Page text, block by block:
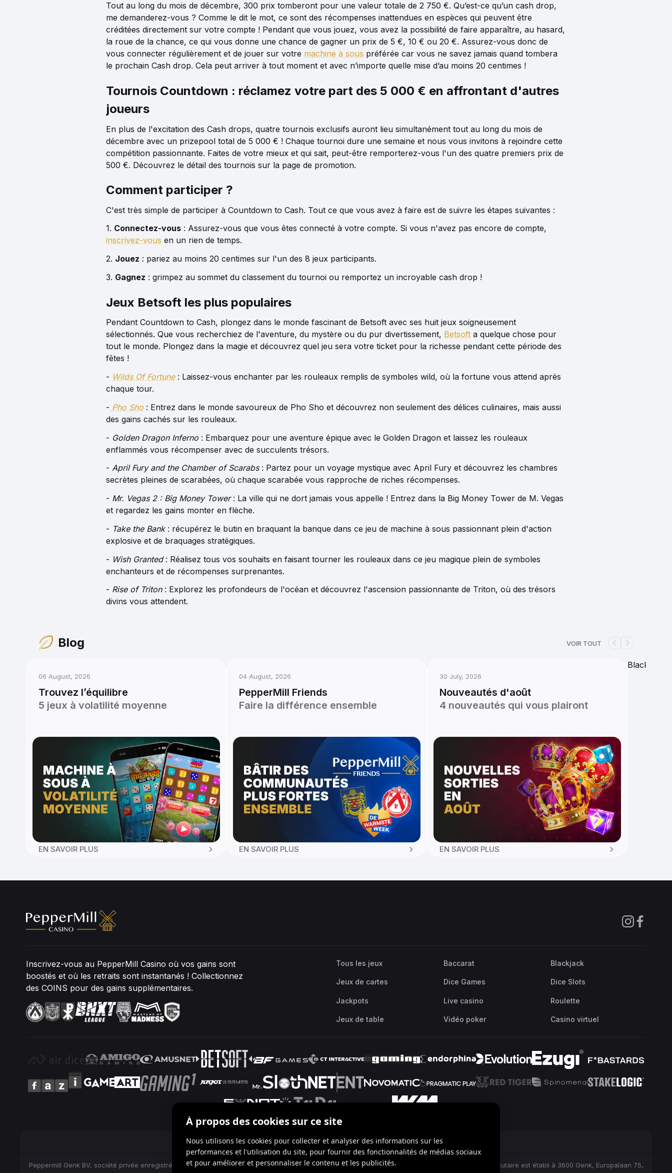
À propos des cookies sur ce site
Nous utilisons les cookies pour collecter et analyser des informations sur les
performances et l'utilisation du site, pour fournir des fonctionnalités de médias sociaux
et pour améliorer et personnaliser le contenu et les publicités.
Tout au long du mois de décembre, 300 prix tomberont pour une valeur totale de 2 750 €. Qu’est-ce qu’un cash drop,
me demanderez-vous ? Comme le dit le mot, ce sont des récompenses inattendues en espèces qui peuvent être
créditées directement sur votre compte ! Pendant que vous jouez, vous avez la possibilité de faire apparaître, au hasard,
la roue de la chance, ce qui vous donne une chance de gagner un prix de 5 €, 10 € ou 20 €. Assurez-vous donc de
vous connecter régulièrement et de jouer sur votre machine à sous préférée car vous ne savez jamais quand tombera
le prochain Cash drop. Cela peut arriver à tout moment et avec n’importe quelle mise d’au moins 20 centimes !
Tournois Countdown : réclamez votre part des 5 000 € en affrontant d'autres
joueurs
En plus de l'excitation des Cash drops, quatre tournois exclusifs auront lieu simultanément tout au long du mois de
décembre avec un prizepool total de 5 000 € ! Chaque tournoi dure une semaine et nous vous invitons à rejoindre cette
compétition passionnante. Faites de votre mieux et qui sait, peut-être remporterez-vous l'un des quatre premiers prix de
500 €. Découvrez le détail des tournois sur la page de promotion.
Comment participer ?
C'est très simple de participer à Countdown to Cash. Tout ce que vous avez à faire est de suivre les étapes suivantes :
1. Connectez-vous : Assurez-vous que vous êtes connecté à votre compte. Si vous n'avez pas encore de compte,
inscrivez-vous en un rien de temps.
2. Jouez : pariez au moins 20 centimes sur l'un des 8 jeux participants.
3. Gagnez : grimpez au sommet du classement du tournoi ou remportez un incroyable cash drop !
Jeux Betsoft les plus populaires
Pendant Countdown to Cash, plongez dans le monde fascinant de Betsoft avec ses huit jeux soigneusement
sélectionnés. Que vous recherchiez de l'aventure, du mystère ou du pur divertissement, Betsoft a quelque chose pour
tout le monde. Plongez dans la magie et découvrez quel jeu sera votre ticket pour la richesse pendant cette période des
fêtes !
- Wilds Of Fortune: Laissez-vous enchanter par les rouleaux remplis de symboles wild, où la fortune vous attend après
chaque tour.
- Pho Sho : Entrez dans le monde savoureux de Pho Sho et découvrez non seulement des délices culinaires, mais aussi
des gains cachés sur les rouleaux.
- Golden Dragon Inferno : Embarquez pour une aventure épique avec le Golden Dragon et laissez les rouleaux
enflammés vous récompenser avec de succulents trésors.
- April Fury and the Chamber of Scarabs: Partez pour un voyage mystique avec April Fury et découvrez les chambres
secrètes pleines de scarabées, où chaque scarabée vous rapproche de riches récompenses.
- Mr. Vegas 2 : Big Money Tower: La ville qui ne dort jamais vous appelle ! Entrez dans la Big Money Tower de M. Vegas
et regardez les gains monter en flèche.
- Take the Bank: récupérez le butin en braquant la banque dans ce jeu de machine à sous passionnant plein d'action
explosive et de braquages stratégiques.
- Wish Granted: Réalisez tous vos souhaits en faisant tourner les rouleaux dans ce jeu magique plein de symboles
enchanteurs et de récompenses surprenantes.
- Rise of Triton: Explorez les profondeurs de l'océan et découvrez l'ascension passionnante de Triton, où des trésors
divins vous attendent.
Blog VOIR TOUT left right
06 August, 2026
Trouvez l’équilibre
5 jeux à volatilité moyenne
EN SAVOIR PLUS
04 August, 2026
PepperMill Friends
Faire la différence ensemble
EN SAVOIR PLUS
30 July, 2026
Nouveautés d'août
4 nouveautés qui vous plairont
EN SAVOIR PLUS
Blackjack
Inscrivez-vous au PepperMill Casino où vos gains sont
boostés et où les retraits sont instantanés ! Collectionnez
des COINS pour des gains supplémentaires.
Tous les jeux Baccarat Blackjack
Jeux de cartes Dice Games Dice Slots
Jackpots Live casino Roulette
Jeux de table Vidéo poker Casino virtuel
AffiliatesService à la clientèleJeu responsableFAQBlog
Peppermill Genk BV, société privée enregistrée auprès de la Banque-Carrefour belge des Entreprises sous le numéro 0460.929.746, dont le siège statutaire est établi à 3600 Genk, Europalaan 75,